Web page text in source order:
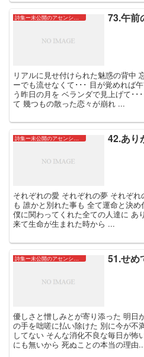
詩集ー未公開のアセンションたちー 73.午前
リアルに見せ付けられた魅惑の背中
ーでも流せなくて･･･ 目が覚めれば
う昨日の月を ベランダで見上げて･･
て 幾つもの散った恋々が崩れ ...
詩集ー未公開のアセンションたちー 42.あり
それぞれの愛 それぞれの夢 それぞ
も 誰かと別れた事も 全て運命と決
僕に関わってくれた全ての人達に あ
来て生命が生まれた時から ...
詩集ー未公開のアセンションたちー 51.せめ
優しさと憎しみとが寄り添った 明日
の手を咄嗟に払い除けた 別に今が不
してない そんな消化不良な毎日が怖
にも無いから 死ぬことの本当の理由